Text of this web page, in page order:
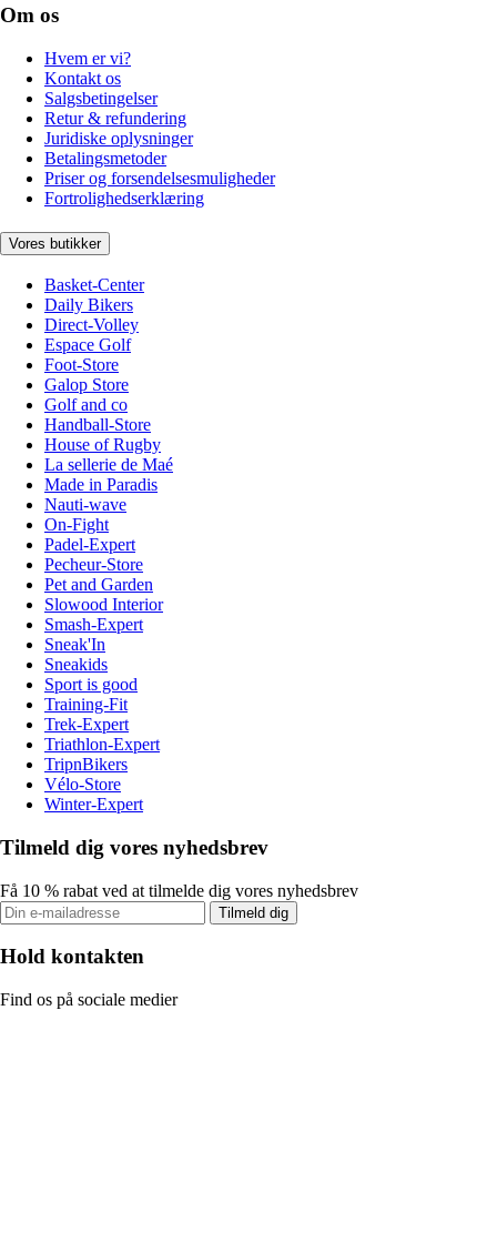
Om os
Hvem er vi?
Kontakt os
Salgsbetingelser
Retur & refundering
Juridiske oplysninger
Betalingsmetoder
Priser og forsendelsesmuligheder
Fortrolighedserklæring
Vores butikker
Basket-Center
Daily Bikers
Direct-Volley
Espace Golf
Foot-Store
Galop Store
Golf and co
Handball-Store
House of Rugby
La sellerie de Maé
Made in Paradis
Nauti-wave
On-Fight
Padel-Expert
Pecheur-Store
Pet and Garden
Slowood Interior
Smash-Expert
Sneak'In
Sneakids
Sport is good
Training-Fit
Trek-Expert
Triathlon-Expert
TripnBikers
Vélo-Store
Winter-Expert
Tilmeld dig vores nyhedsbrev
Få 10 % rabat ved at tilmelde dig vores nyhedsbrev
Tilmeld dig
Hold kontakten
Find os på sociale medier